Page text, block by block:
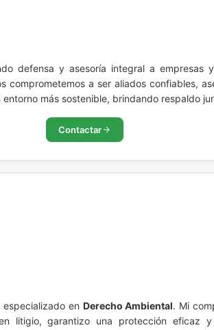
defensa y asesoría integral a empresas
comprometemos a ser aliados confiables,
más sostenible, brindando respaldo
Contactar
en Derecho Ambiental. Mi
litigio, garantizo una protección eficaz